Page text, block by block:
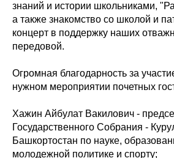
знаний и истории школьниками,
а также знакомство со школой и
концерт в поддержку наших
передовой.
Огромная благодарность за
нужном мероприятии почетных
Хажин Айбулат Вакилович -
Государственного Собрания -
Башкортостан по науке,
молодежной политике и спорту;